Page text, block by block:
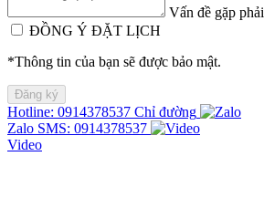
Vấn đề gặp phải
ĐỒNG Ý ĐẶT LỊCH
*Thông tin của bạn sẽ được bảo mật.
Hotline: 0914378537 Chỉ đường
Zalo SMS: 0914378537
Video